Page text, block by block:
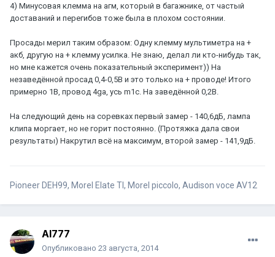
4) Минусовая клемма на агм, который в багажнике, от частый
доставаний и перегибов тоже была в плохом состоянии.
Просады мерил таким образом: Одну клемму мультиметра на +
акб, другую на + клемму усилка. Не знаю, делал ли кто-нибудь так,
но мне кажется очень показательный эксперимент)) На
незаведённой просад 0,4-0,5В и это только на + проводе! Итого
примерно 1В, провод 4ga, усь m1c. На заведённой 0,2В.
На следующий день на соревках первый замер - 140,6дБ, лампа
клипа моргает, но не горит постоянно. (Протяжка дала свои
результаты) Накрутил всё на максимум, второй замер - 141,9дБ.
Pioneer DEH99, Morel Elate TI, Morel piccolo, Audison voce AV12
Al777
Опубликовано 23 августа, 2014